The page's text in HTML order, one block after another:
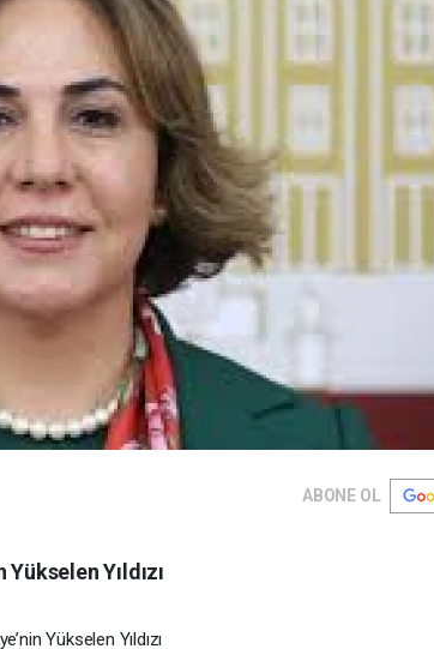
ABONE OL
Yıldızı
Yükselen Yıldızı